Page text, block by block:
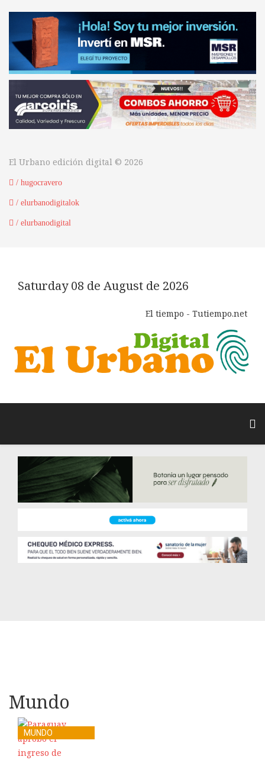
El Urbano edición digital © 2026
/ hugocravero
/ elurbanodigitalok
/ elurbanodigital
Saturday 08 de August de 2026
El tiempo - Tutiempo.net
Mundo
MUNDO